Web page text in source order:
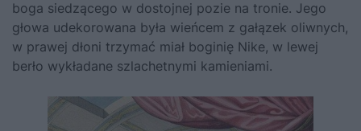
boga siedzącego w dostojnej pozie na tronie. Jego
głowa udekorowana była wieńcem z gałązek oliwnych,
w prawej dłoni trzymać miał boginię Nike, w lewej
berło wykładane szlachetnymi kamieniami.